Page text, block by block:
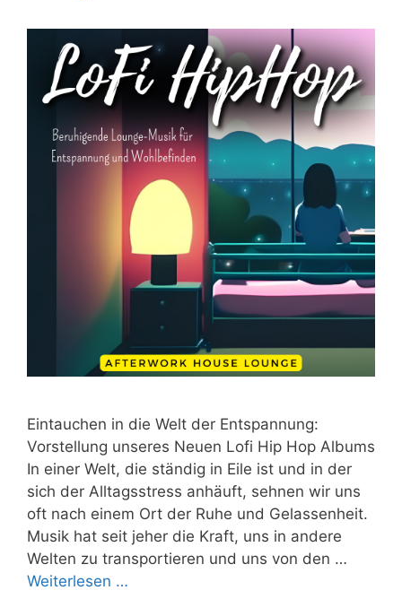
Eintauchen in die Welt der Entspannung:
Vorstellung unseres Neuen Lofi Hip Hop Albums
In einer Welt, die ständig in Eile ist und in der
sich der Alltagsstress anhäuft, sehnen wir uns
oft nach einem Ort der Ruhe und Gelassenheit.
Musik hat seit jeher die Kraft, uns in andere
Welten zu transportieren und uns von den …
Weiterlesen …